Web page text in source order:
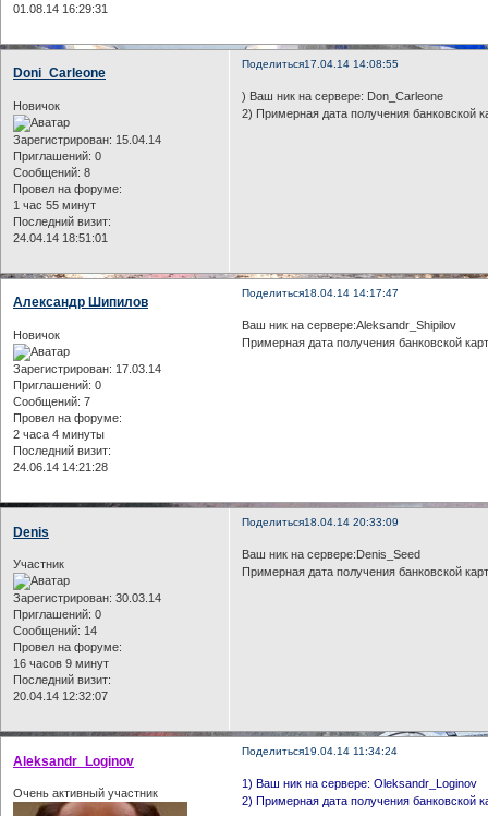
01.08.14 16:29:31
Поделиться17.04.14 14:08:55
Doni_Carleone
Новичок
Зарегистрирован: 15.04.14
Приглашений: 0
Сообщений: 8
Провел на форуме:
1 час 55 минут
Последний визит:
24.04.14 18:51:01
) Ваш ник на сервере: Don_Carleone
2) Примерная дата получения банковской
Поделиться18.04.14 14:17:47
Александр Шипилов
Новичок
Зарегистрирован: 17.03.14
Приглашений: 0
Сообщений: 7
Провел на форуме:
2 часа 4 минуты
Последний визит:
24.06.14 14:21:28
Ваш ник на сервере:Aleksandr_Shipilov
Примерная дата получения банковской
Поделиться18.04.14 20:33:09
Denis
Участник
Зарегистрирован: 30.03.14
Приглашений: 0
Сообщений: 14
Провел на форуме:
16 часов 9 минут
Последний визит:
20.04.14 12:32:07
Ваш ник на сервере:Denis_Seed
Примерная дата получения банковской
Поделиться19.04.14 11:34:24
Aleksandr_Loginov
Очень активный участник
1) Ваш ник на сервере: Oleksandr_Loginov
2) Примерная дата получения банковской